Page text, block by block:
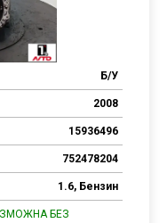
Б/У
2008
15936496
752478204
1.6, Бензин
БЕЗ